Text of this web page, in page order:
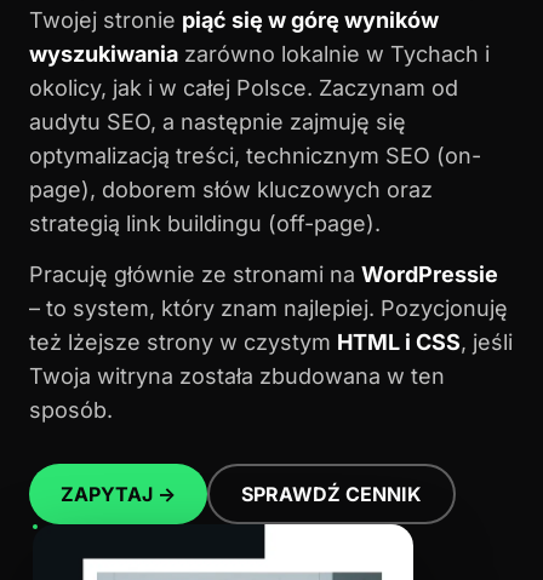
Twojej stronie piąć się w górę wyników
wyszukiwania zarówno lokalnie w Tychach i
okolicy, jak i w całej Polsce. Zaczynam od
audytu SEO, a następnie zajmuję się
optymalizacją treści, technicznym SEO (on-
page), doborem słów kluczowych oraz
strategią link buildingu (off-page).
Pracuję głównie ze stronami na WordPressie
– to system, który znam najlepiej. Pozycjonuję
też lżejsze strony w czystym HTML i CSS, jeśli
Twoja witryna została zbudowana w ten
sposób.
ZAPYTAJ → SPRAWDŹ CENNIK